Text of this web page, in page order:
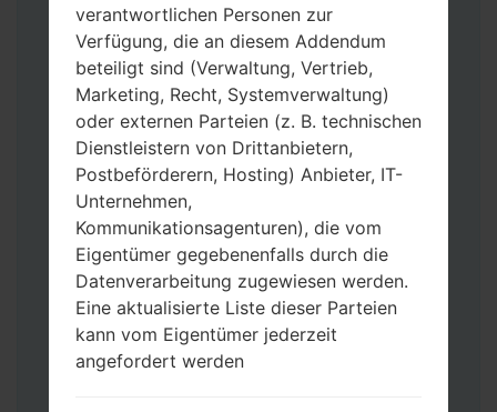
Laden Sie auf Ihren PC: Odin 3neueste
Version herunter.
Dann laden Sie die Firmware-Datei
herunter und entpacken Sie sie.
Sie brauchen 1(wählen Sie hier 1 Firmware-
Datei aus) oder 5 (wählen Sie 5 Firmware-
Dateien aus) Firmware-Dateien:
AP: „System & Recovery“
CP: „Modem & Radio“
CSC_***: „Country & Region & Operator“
HOME_CSC_***: „Country & Region &
Operator“
verantwortlichen Personen zur
Verfügung, die an diesem Addendum
beteiligt sind (Verwaltung, Vertrieb,
Marketing, Recht, Systemverwaltung)
oder externen Parteien (z. B. technischen
Dienstleistern von Drittanbietern,
Postbeförderern, Hosting) Anbieter, IT-
Unternehmen,
Kommunikationsagenturen), die vom
Eigentümer gegebenenfalls durch die
Datenverarbeitung zugewiesen werden.
Eine aktualisierte Liste dieser Parteien
kann vom Eigentümer jederzeit
angefordert werden